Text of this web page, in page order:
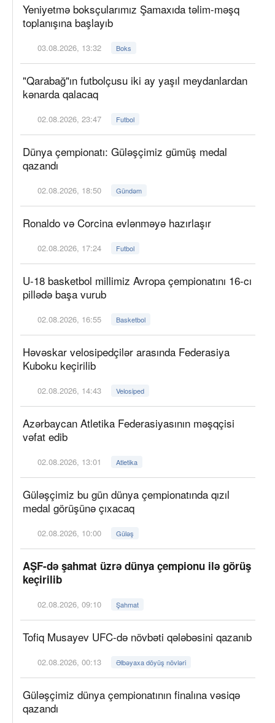
Yeniyetmə boksçularımız Şamaxıda təlim-məşq
toplanışına başlayıb
03.08.2026, 13:32 Boks
"Qarabağ"ın futbolçusu iki ay yaşıl meydanlardan
kənarda qalacaq
02.08.2026, 23:47 Futbol
Dünya çempionatı: Güləşçimiz gümüş medal
qazandı
02.08.2026, 18:50 Gündəm
Ronaldo və Corcina evlənməyə hazırlaşır
02.08.2026, 17:24 Futbol
U-18 basketbol millimiz Avropa çempionatını 16-cı
pillədə başa vurub
02.08.2026, 16:55 Basketbol
Həvəskar velosipedçilər arasında Federasiya
Kuboku keçirilib
02.08.2026, 14:43 Velosiped
Azərbaycan Atletika Federasiyasının məşqçisi
vəfat edib
02.08.2026, 13:01 Atletika
Güləşçimiz bu gün dünya çempionatında qızıl
medal görüşünə çıxacaq
02.08.2026, 10:00 Güləş
AŞF-də şahmat üzrə dünya çempionu ilə görüş
keçirilib
02.08.2026, 09:10 Şahmat
Tofiq Musayev UFC-də növbəti qələbəsini qazanıb
02.08.2026, 00:13 Əlbəyaxa döyüş növləri
Güləşçimiz dünya çempionatının finalına vəsiqə
qazandı